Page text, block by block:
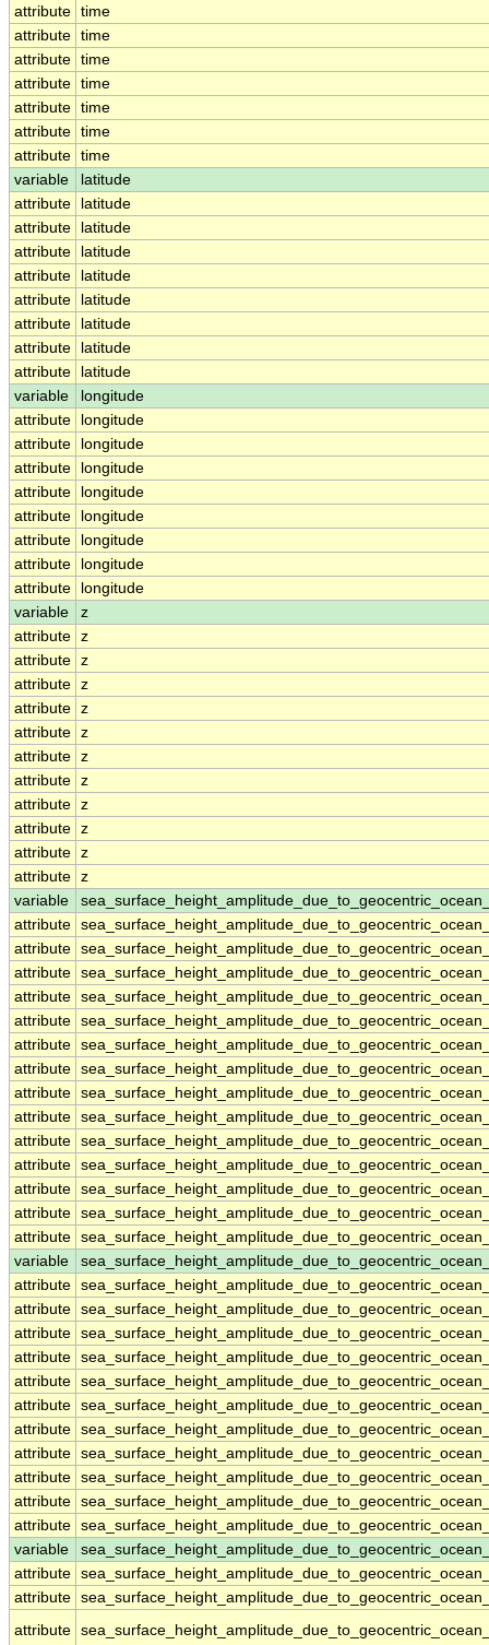
attribute time
attribute time
attribute time
attribute time
attribute time
attribute time
attribute time
variable
latitude
attribute
latitude
attribute
latitude
attribute
latitude
attribute
latitude
attribute
latitude
attribute
latitude
attribute
latitude
attribute
latitude
variable
longitude
attribute
longitude
attribute
longitude
attribute
longitude
attribute
longitude
attribute
longitude
attribute
longitude
attribute
longitude
attribute
longitude
variable
z
attribute z
attribute z
attribute z
attribute z
attribute z
attribute z
attribute z
attribute z
attribute z
attribute z
attribute z
variable
attribute
attribute
attribute
attribute
attribute
attribute
attribute
attribute
attribute
attribute
attribute
attribute
attribute
attribute
variable
attribute
attribute
attribute
attribute
attribute
attribute
attribute
attribute
attribute
attribute
attribute
variable
attribute
attribute
attribute